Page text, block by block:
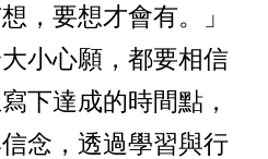
，要想才會有。」
小心願，都要相信
下達成的時間點，
念，透過學習與行